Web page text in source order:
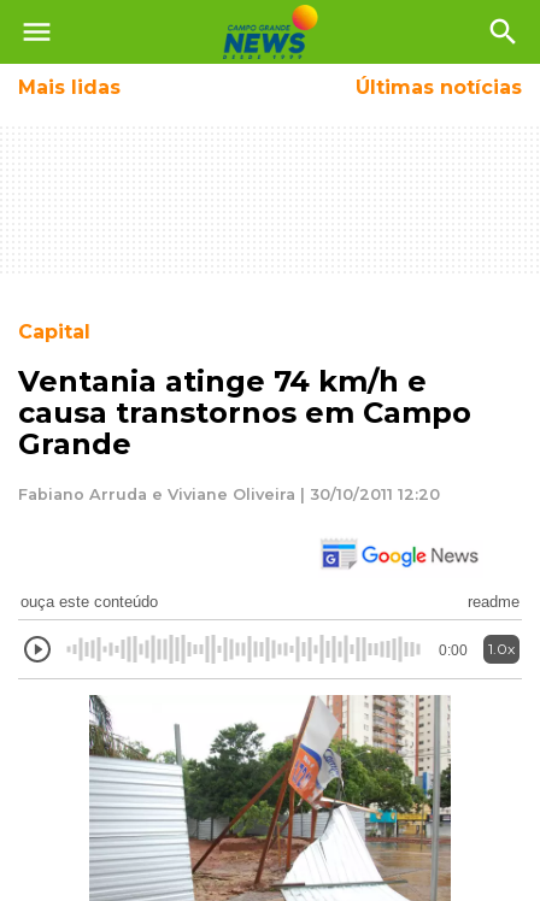
menu search
Mais lidas Últimas notícias
Capital
Ventania atinge 74 km/h e
causa transtornos em Campo
Grande
Fabiano Arruda e Viviane Oliveira | 30/10/2011 12:20
ouça este conteúdo readme
0:00 1.0x